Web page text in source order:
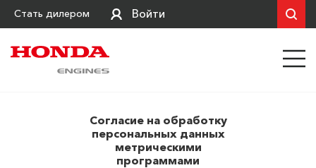
Стать дилером Войти
Согласие на обработку
персональных данных
метрическими
программами